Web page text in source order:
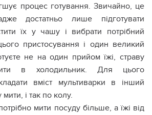
процес готування. Звичайно, це
достатньо лише підготувати
їх у чашу і вибрати потрібний
пристосування і один великий
не на один прийом їжі, страву
в холодильник. Для цього
вміст мультиварки в інший
і так по колу.
мити посуду більше, а їжі від